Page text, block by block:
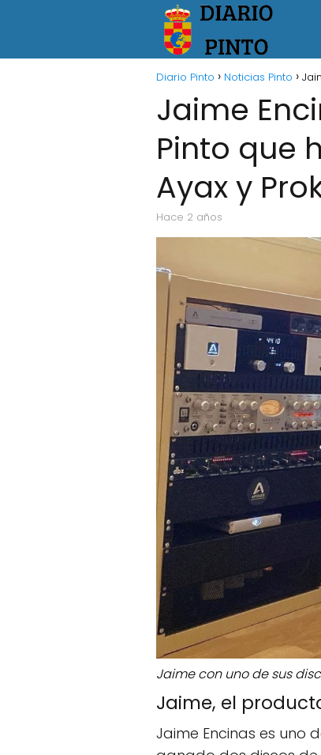
Diario Pinto Noticias Pinto
Jaime
Pinto que
Ayax y
hace 2 años
Jaime con uno de sus
Jaime, el
Jaime Encinas es uno